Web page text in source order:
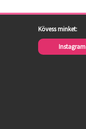
Kövess minket:
Instagram